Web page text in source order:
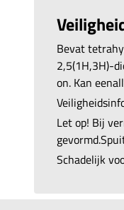
Bevat
2,5(1H,3H)-
on. Kan
Let op! Bij
Schadelijk